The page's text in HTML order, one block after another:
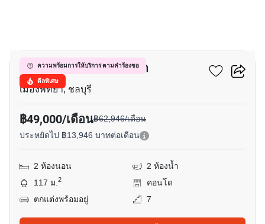
ความพร้อมการให้บริการ ตามคำร้องขอ
ดีลพิเศษ
วินด์แฮม จอมเทียน พัทยา
เมืองพัทยา, ชลบุรี
฿49,000/เดือน฿62,946/เดือน
ประหยัดไป ฿13,946 บาทต่อเดือน
2 ห้องนอน
2 ห้องน้ำ
117 ม.2
คอนโด
ตกแต่งพร้อมอยู่
7